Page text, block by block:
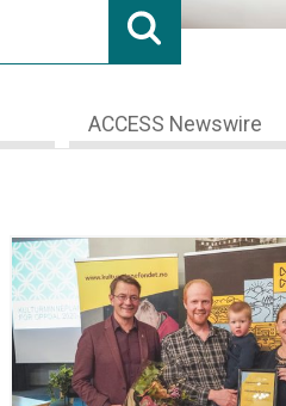
ACCESS Newswire